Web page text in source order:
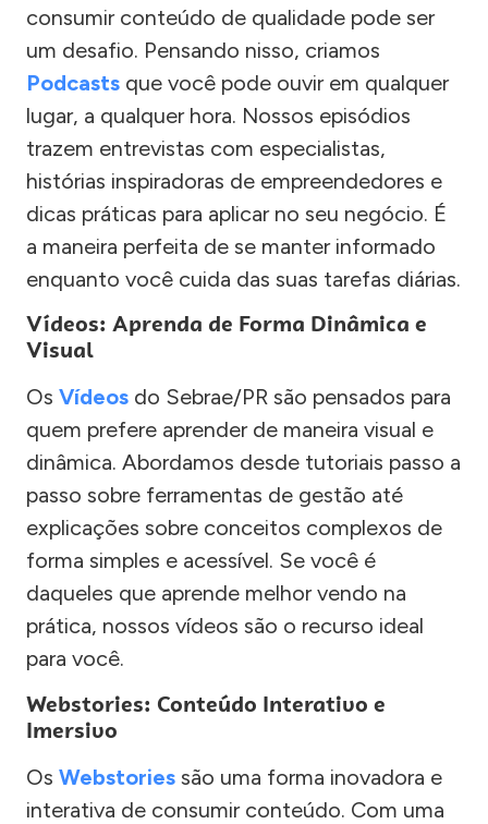
consumir conteúdo de qualidade pode ser
um desafio. Pensando nisso, criamos
Podcasts que você pode ouvir em qualquer
lugar, a qualquer hora. Nossos episódios
trazem entrevistas com especialistas,
histórias inspiradoras de empreendedores e
dicas práticas para aplicar no seu negócio. É
a maneira perfeita de se manter informado
enquanto você cuida das suas tarefas diárias.
Vídeos: Aprenda de Forma Dinâmica e
Visual
Os Vídeos do Sebrae/PR são pensados para
quem prefere aprender de maneira visual e
dinâmica. Abordamos desde tutoriais passo a
passo sobre ferramentas de gestão até
explicações sobre conceitos complexos de
forma simples e acessível. Se você é
daqueles que aprende melhor vendo na
prática, nossos vídeos são o recurso ideal
para você.
Webstories: Conteúdo Interativo e
Imersivo
Os Webstories são uma forma inovadora e
interativa de consumir conteúdo. Com uma